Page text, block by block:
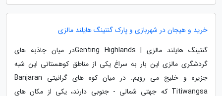
خرید و هیجان در شهربازی و پارک گنتینگ هایلند مالزی
گنتینگ هایلند مالزی | Genting Highlandsدر میان جاذبه های
گردشگری مالزی این بار به سراغ یکی از مناطق کوهستانی این شبه
جزیره و خلیج می رویم. در میان کوه های گرانیتی Banjaran
Titiwangsa که جهتی شمالی - جنوبی دارند، یکی از مکان های